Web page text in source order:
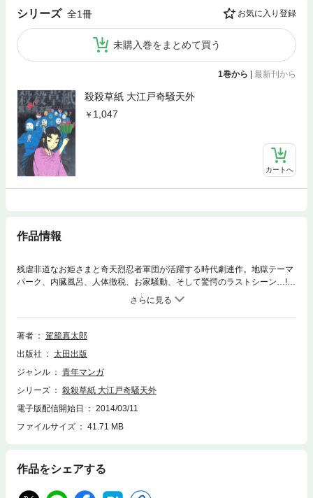
シリーズ 全1冊 お気に入り登録
未購入巻をまとめて買う
1巻から | 最新刊から
殺殺草紙 大江戸奇騒天外
1,047
カートへ
作品情報
残虐非道なお姫さまと奇天烈忍者軍団が活躍する時代劇連作。地獄テーマ
パーク、内臓風呂、人体徴税、お家騒動、そして驚愕のラストシーン…!!
これぞカゴシン流・忍者ウルトラ残酷武芸帖。本作品は、2004年に平和出
版より紙単行本として出版されたものを、太田出版が2013年に電子書籍化
したものです。
著者
駕籠真太郎
出版社
太田出版
ジャンル
青年マンガ
シリーズ
殺殺草紙 大江戸奇騒天外
電子版配信開始日
2014/03/11
ファイルサイズ
41.71 MB
作品をシェアする